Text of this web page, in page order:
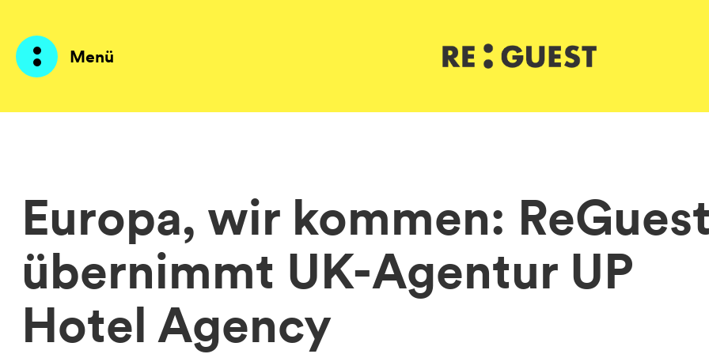
Menü
Lösungen
Preise
Ressourcen
Über mich
Europa, wir kommen: ReGuest
übernimmt UK-Agentur UP
Hotel Agency